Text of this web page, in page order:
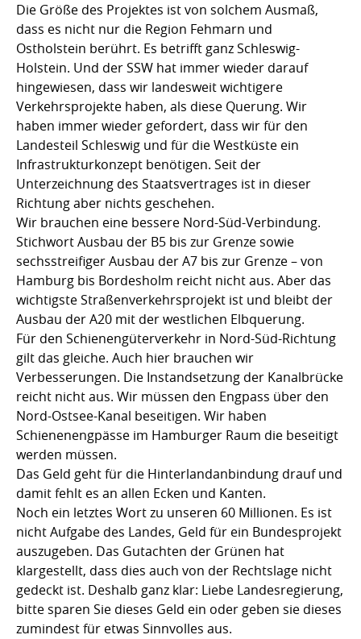
Die Größe des Projektes ist von solchem Ausmaß,
dass es nicht nur die Region Fehmarn und
Ostholstein berührt. Es betrifft ganz Schleswig-
Holstein. Und der SSW hat immer wieder darauf
hingewiesen, dass wir landesweit wichtigere
Verkehrsprojekte haben, als diese Querung. Wir
haben immer wieder gefordert, dass wir für den
Landesteil Schleswig und für die Westküste ein
Infrastrukturkonzept benötigen. Seit der
Unterzeichnung des Staatsvertrages ist in dieser
Richtung aber nichts geschehen.
Wir brauchen eine bessere Nord-Süd-Verbindung.
Stichwort Ausbau der B5 bis zur Grenze sowie
sechsstreifiger Ausbau der A7 bis zur Grenze – von
Hamburg bis Bordesholm reicht nicht aus. Aber das
wichtigste Straßenverkehrsprojekt ist und bleibt der
Ausbau der A20 mit der westlichen Elbquerung.
Für den Schienengüterverkehr in Nord-Süd-Richtung
gilt das gleiche. Auch hier brauchen wir
Verbesserungen. Die Instandsetzung der Kanalbrücke
reicht nicht aus. Wir müssen den Engpass über den
Nord-Ostsee-Kanal beseitigen. Wir haben
Schienenengpässe im Hamburger Raum die beseitigt
werden müssen.
Das Geld geht für die Hinterlandanbindung drauf und
damit fehlt es an allen Ecken und Kanten.
Noch ein letztes Wort zu unseren 60 Millionen. Es ist
nicht Aufgabe des Landes, Geld für ein Bundesprojekt
auszugeben. Das Gutachten der Grünen hat
klargestellt, dass dies auch von der Rechtslage nicht
gedeckt ist. Deshalb ganz klar: Liebe Landesregierung,
bitte sparen Sie dieses Geld ein oder geben sie dieses
zumindest für etwas Sinnvolles aus.